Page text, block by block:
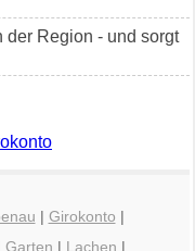
der Region - und sorgt
| Girokonto |
Garten | Lachen |